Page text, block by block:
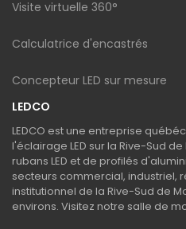
Visite virtuelle 360°
Calculatrice d'encastrés
Concepteur LED sur mesure
LEDCO
LEDCO est une entreprise
l'éclairage LED sur la Rive-Sud
rubans LED et de profilés
secteurs commercial, industriel,
institutionnel de la Rive-Sud de
environs. Visitez notre salle de